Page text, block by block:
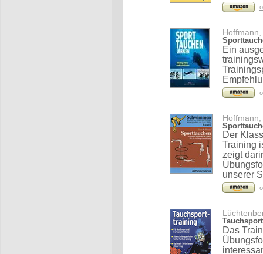
Ein
Der
Training
zeigt
unserer
Das